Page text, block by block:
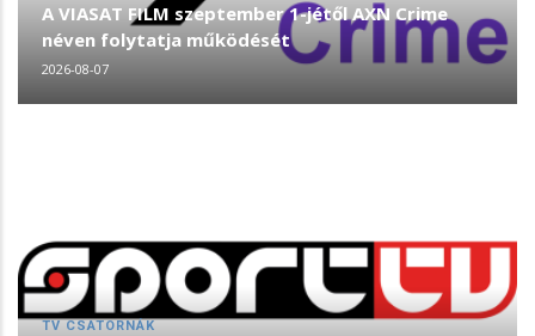
A VIASAT FILM szeptember 1-jétől AXN Crime
néven folytatja működését
2026-08-07
TV CSATORNÁK